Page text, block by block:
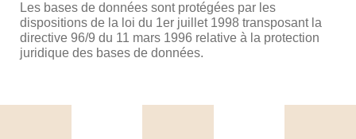
Les bases de données sont protégées par les
dispositions de la loi du 1er juillet 1998 transposant la
directive 96/9 du 11 mars 1996 relative à la protection
juridique des bases de données.